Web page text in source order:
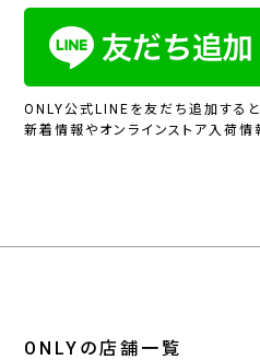
ONLY公式LINEを友だち追加すると
新着情報やオンラインストア入荷情
ONLYの店舗一覧